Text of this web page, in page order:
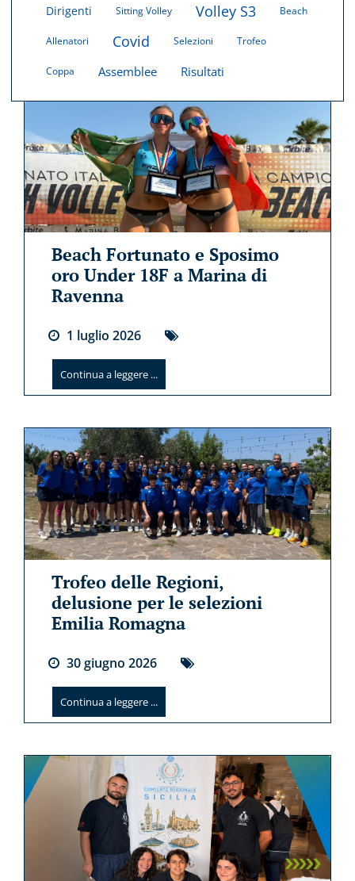
Dirigenti Sitting Volley Volley S3 Beach
Allenatori Covid Selezioni Trofeo
Coppa Assemblee Risultati
Beach Fortunato e Sposimo
oro Under 18F a Marina di
Ravenna
1 luglio 2026
Continua a leggere ...
Trofeo delle Regioni,
delusione per le selezioni
Emilia Romagna
30giugno 2026
Continua a leggere ...